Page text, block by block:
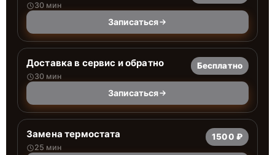
30 мин
Записаться
Доставка в сервис и обратно
30 мин
Бесплатно
Записаться
Замена термостата
25 мин
1500 ₽